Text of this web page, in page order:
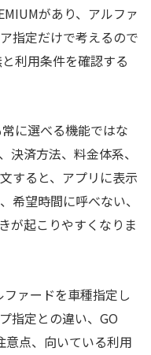
があり、アルファ
指定だけで考えるので
利用条件を確認する
に選べる機能ではな
決済方法、料金体系、
すると、アプリに表示
希望時間に呼べない、
が起こりやすくなりま
ァードを車種指定し
指定との違い、GO
意点、向いている利用